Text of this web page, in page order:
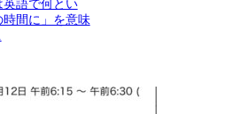
英語で何とい
時間に」を意味